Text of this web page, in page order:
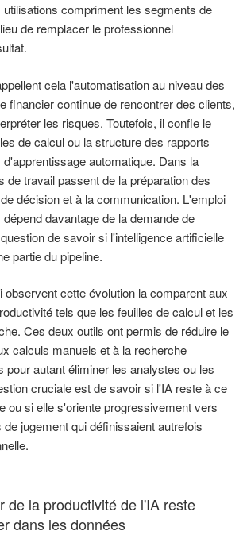
compriment les segments de
de remplacer le professionnel
cela l'automatisation au niveau des
financier continue de rencontrer des clients,
les risques. Toutefois, il confie le
de calcul ou la structure des rapports
automatique. Dans la
de travail passent de la préparation des
décision et à la communication. L'emploi
davantage de la demande de
de savoir si l'intelligence artificielle
partie du pipeline.
observent cette évolution la comparent aux
tels que les feuilles de calcul et les
Ces deux outils ont permis de réduire le
calculs manuels et à la recherche
pour autant éliminer les analystes ou les
cruciale est de savoir si l'IA reste à ce
ou si elle s'oriente progressivement vers
jugement qui définissaient autrefois
de la productivité de l'IA reste
dans les données